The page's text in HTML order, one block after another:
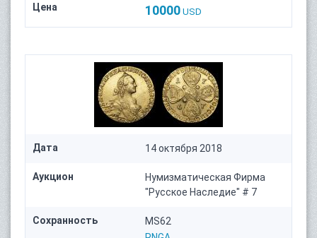
Цена 10000 USD
Дата 14 октября 2018
Аукцион
Нумизматическая Фирма
"Русское Наследие" # 7
Сохранность
MS62